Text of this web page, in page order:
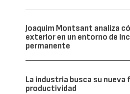
Joaquim Montsant analiza
exterior en un entorno de
permanente
La industria busca su nueva
productividad